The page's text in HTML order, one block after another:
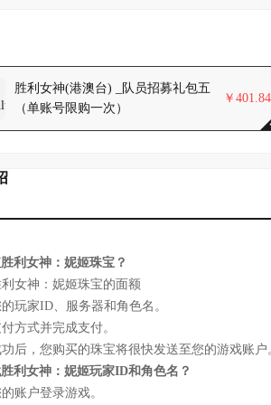
胜利女神(港澳台) _队员招募礼包五
（单账号限购一次）
￥ 401.84
利女神：妮姬珠宝？
女神：妮姬珠宝的面额
玩家ID、服务器和角色名。
方式并完成支付。
后，您购买的珠宝将很快发送至您的游戏账户
利女神：妮姬玩家ID和角色名？
账户登录游戏。